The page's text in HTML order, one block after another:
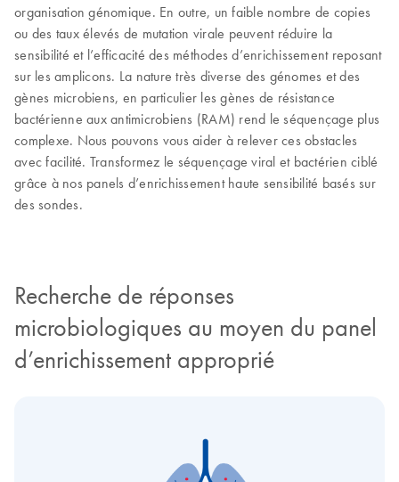
organisation génomique. En outre, un faible nombre de copies
ou des taux élevés de mutation virale peuvent réduire la
sensibilité et l’efficacité des méthodes d’enrichissement reposant
sur les amplicons. La nature très diverse des génomes et des
gènes microbiens, en particulier les gènes de résistance
bactérienne aux antimicrobiens (RAM) rend le séquençage plus
complexe. Nous pouvons vous aider à relever ces obstacles
avec facilité. Transformez le séquençage viral et bactérien ciblé
grâce à nos panels d’enrichissement haute sensibilité basés sur
des sondes.
Recherche de réponses
microbiologiques au moyen du panel
d’enrichissement approprié